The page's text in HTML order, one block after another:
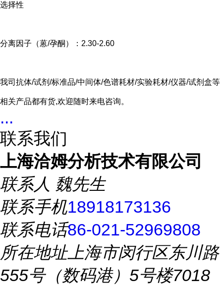
选择性
分离因子（蒽/孕酮）：2.30-2.60
我司抗体/试剂/标准品/中间体/色谱耗材/实验耗材/仪器/试剂盒等
相关产品都有货,欢迎随时来电咨询。
...
联系我们
上海洽姆分析技术有限公司
联系人 魏先生
联系手机18918173136
联系电话86-021-52969808
所在地址上海市闵行区东川路
555号（数码港）5号楼7018